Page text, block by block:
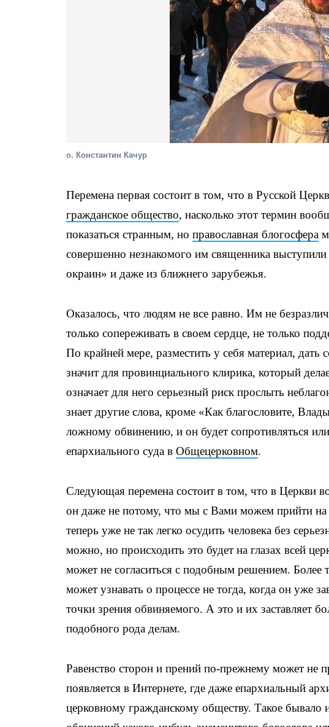
о. Константин Качур
Перемена первая состоит в том, что в Русской
гражданское общество, насколько этот термин
показаться странным, но православная блогосфера
совершенно незнакомого им священника
окраин» и даже из ближнего зарубежья.
Оказалось, что людям не все равно. Им не
только сопереживать в своем сердце, не только
По крайней мере, разместить у себя материал,
значит для провинциального клирика, который
означает для него серьезный риск прослыть
знает другие слова, кроме «Как благословите,
ложному обвинению, и он будет сопротивляться
епархиального суда в Общецерковном.
Следующая перемена состоит в том, что в Церкви
он даже не потому, что мы с Вами можем прийти на
теперь уже не так легко осудить человека без
можно, но происходить это будет на глазах всей
может не согласиться с подобным решением. Более
может узнавать о процессе не тогда, когда он уже
точки зрения обвиняемого. А это и их заставляет
подобного рода делам.
Равенство сторон и прений по-прежнему может не
появляется в Интернете, где даже епархиальный
церковному гражданскому обществу. Такое бывало